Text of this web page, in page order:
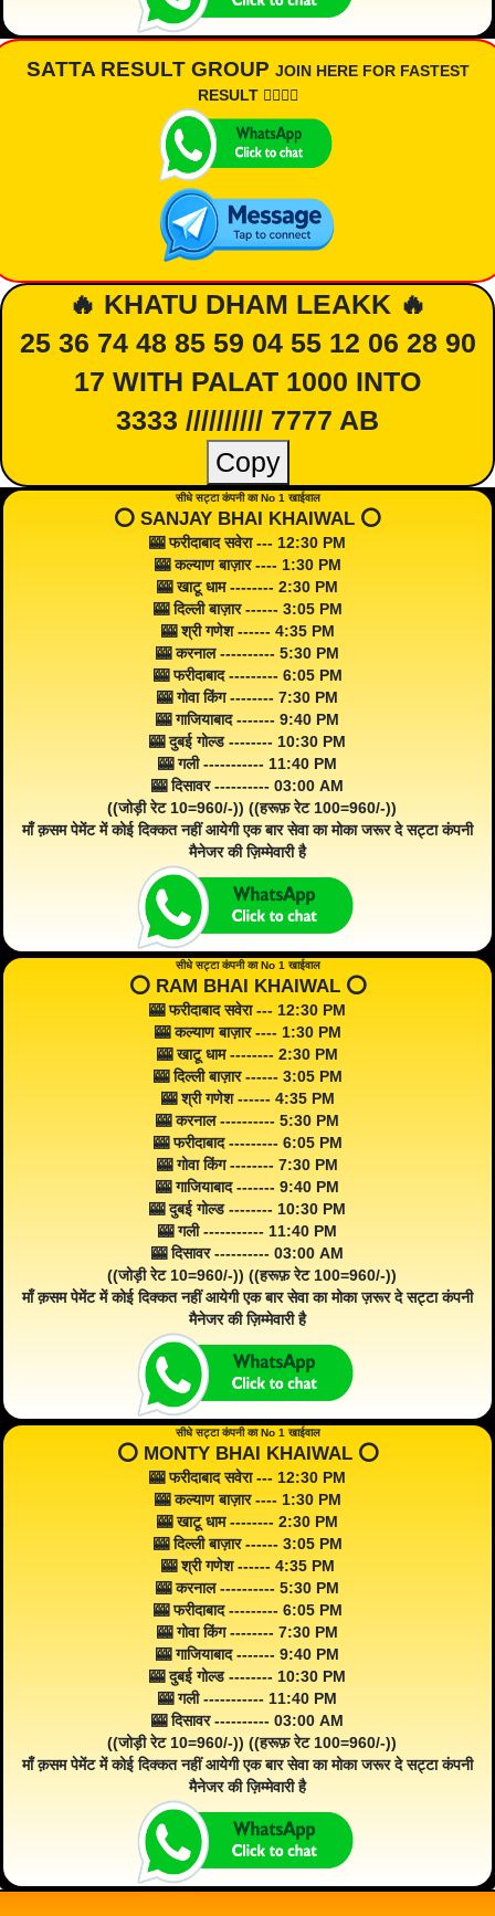
SATTA RESULT GROUP JOIN HERE FOR FASTEST
RESULT 👇🏾👇🏾
🔥 KHATU DHAM LEAKK 🔥
25 36 74 48 85 59 04 55 12 06 28 90
17 WITH PALAT 1000 INTO
3333 ////////// 7777 AB
Copy
सीधे सट्टा कंपनी का No 1 खाईवाल
⭕️ SANJAY BHAI KHAIWAL ⭕️
🎰 फरीदाबाद सवेरा --- 12:30 PM
🎰 कल्याण बाज़ार ---- 1:30 PM
🎰 खाटू धाम -------- 2:30 PM
🎰 दिल्ली बाज़ार ------ 3:05 PM
🎰 श्री गणेश ------ 4:35 PM
🎰 करनाल ---------- 5:30 PM
🎰 फरीदाबाद --------- 6:05 PM
🎰 गोवा किंग -------- 7:30 PM
🎰 गाजियाबाद ------- 9:40 PM
🎰 दुबई गोल्ड -------- 10:30 PM
🎰 गली ----------- 11:40 PM
🎰 दिसावर ---------- 03:00 AM
((जोड़ी रेट 10=960/-)) ((हरूफ़ रेट 100=960/-))
माँ क़सम पेमेंट में कोई दिक्कत नहीं आयेगी एक बार सेवा का मोका जरूर दे सट्टा कंपनी
मैनेजर की ज़िम्मेवारी है
सीधे सट्टा कंपनी का No 1 खाईवाल
⭕️ RAM BHAI KHAIWAL ⭕️
🎰 फरीदाबाद सवेरा --- 12:30 PM
🎰 कल्याण बाज़ार ---- 1:30 PM
🎰 खाटू धाम -------- 2:30 PM
🎰 दिल्ली बाज़ार ------ 3:05 PM
🎰 श्री गणेश ------ 4:35 PM
🎰 करनाल ---------- 5:30 PM
🎰 फरीदाबाद --------- 6:05 PM
🎰 गोवा किंग -------- 7:30 PM
🎰 गाजियाबाद ------- 9:40 PM
🎰 दुबई गोल्ड -------- 10:30 PM
🎰 गली ----------- 11:40 PM
🎰 दिसावर ---------- 03:00 AM
((जोड़ी रेट 10=960/-)) ((हरूफ़ रेट 100=960/-))
माँ क़सम पेमेंट में कोई दिक्कत नहीं आयेगी एक बार सेवा का मोका ज़रूर दे सट्टा कंपनी
मैनेजर की ज़िम्मेवारी है
सीधे सट्टा कंपनी का No 1 खाईवाल
⭕️ MONTY BHAI KHAIWAL ⭕️
🎰 फरीदाबाद सवेरा --- 12:30 PM
🎰 कल्याण बाज़ार ---- 1:30 PM
🎰 खाटू धाम -------- 2:30 PM
🎰 दिल्ली बाज़ार ------ 3:05 PM
🎰 श्री गणेश ------ 4:35 PM
🎰 करनाल ---------- 5:30 PM
🎰 फरीदाबाद --------- 6:05 PM
🎰 गोवा किंग -------- 7:30 PM
🎰 गाजियाबाद ------- 9:40 PM
🎰 दुबई गोल्ड -------- 10:30 PM
🎰 गली ----------- 11:40 PM
🎰 दिसावर ---------- 03:00 AM
((जोड़ी रेट 10=960/-)) ((हरूफ़ रेट 100=960/-))
माँ क़सम पेमेंट में कोई दिक्कत नहीं आयेगी एक बार सेवा का मोका जरूर दे सट्टा कंपनी
मैनेजर की ज़िम्मेवारी है